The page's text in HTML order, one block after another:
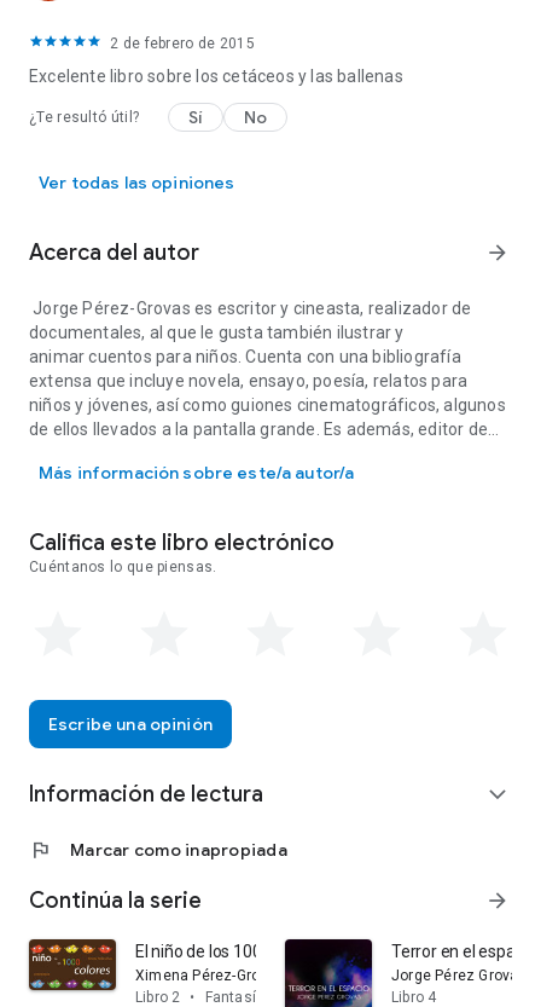
2 de febrero de 2015
Excelente libro sobre los cetáceos y las ballenas
¿Te resultó útil? Sí No
Ver todas las opiniones
Acerca del autor arrow_forward
Jorge Pérez-Grovas es escritor y cineasta, realizador de
documentales, al que le gusta también ilustrar y
animar cuentos para niños. Cuenta con una bibliografía
extensa que incluye novela, ensayo, poesía, relatos para
niños y jóvenes, así como guiones cinematográficos, algunos
de ellos llevados a la pantalla grande. Es además, editor de
considera un artista multimedia, aunque pertenece a una
Más información sobre este/a autor/a
Califica este libro electrónico
Cuéntanos lo que piensas.
Escribe una opinión
Información de lectura expand_more
flag Marcar como inapropiada
Continúa la serie arrow_forward
El niño de los 1000 colores
Ximena Pérez-Grovas Álvarez
Libro 2
•
Fantasía
Terror en el espacio
Jorge Pérez Grovas
Libro 4